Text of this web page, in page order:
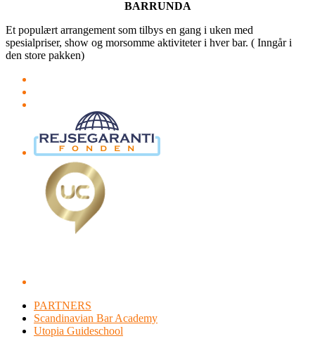
BARRUNDA
Et populært arrangement som tilbys en gang i uken med
spesialpriser, show og morsomme aktiviteter i hver bar. ( Inngår i
den store pakken)
PARTNERS
Scandinavian Bar Academy
Utopia Guideschool